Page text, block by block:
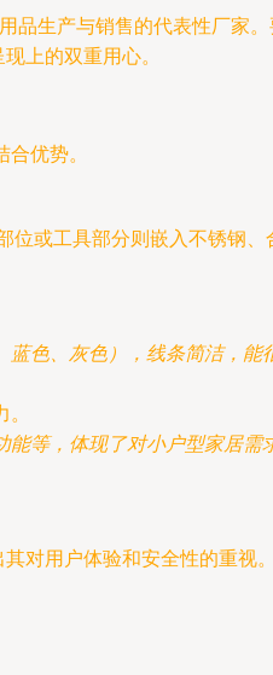
品生产与销售的代表性厂家
上的双重用心。
优势。
位或工具部分则嵌入不锈钢、
色、灰色），线条简洁，能
等，体现了对小户型家居需
对用户体验和安全性的重视